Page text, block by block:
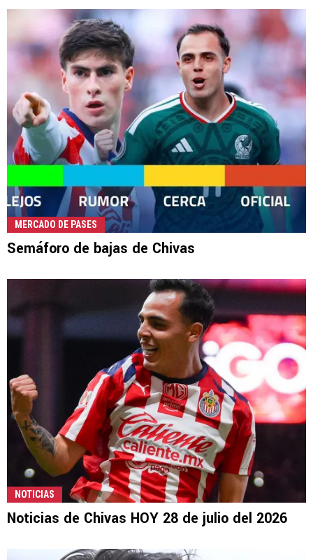
MERCADO DE PASES
Semáforo de bajas de Chivas
NOTICIAS
Noticias de Chivas HOY 28 de julio del 2026